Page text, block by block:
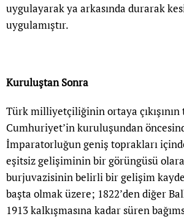
uygulayarak ya arkasında durarak
uygulamıştır.
Kuruluştan Sonra
Türk milliyetçiliğinin ortaya
Cumhuriyet’in kuruluşundan
İmparatorluğun geniş toprakları
eşitsiz gelişiminin bir görüngüsü
burjuvazisinin belirli bir gelişim
başta olmak üzere; 1822’den diğer
1913 kalkışmasına kadar süren